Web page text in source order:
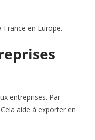
en Europe.
entreprises. Par
aide à exporter en